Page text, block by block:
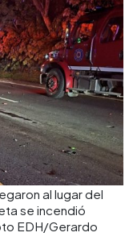
al lugar del
se incendió
EDH/Gerardo